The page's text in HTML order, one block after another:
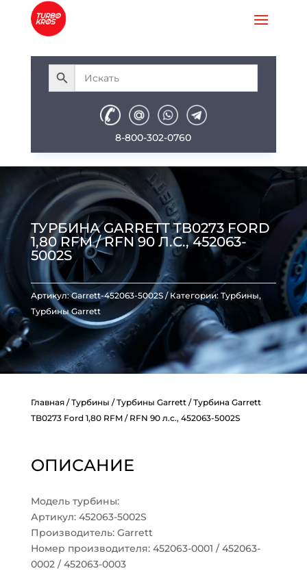
8-800-302-0760
ТУРБИНА GARRETT TB0273 FORD
1,80 RFM / RFN 90 Л.С., 452063-
5002S
Артикул:Garrett-452063-5002S Категории: Турбины,
Турбины Garrett
Главная/Турбины /Турбины Garrett/ Турбина Garrett
TB0273 Ford 1,80 RFM / RFN 90 л.с., 452063-5002S
ОПИСАНИЕ
Модель турбины:
Артикул: 452063-5002S
Производитель: Garrett
Номер производителя: 452063-0001 / 452063-
0002 / 452063-0003